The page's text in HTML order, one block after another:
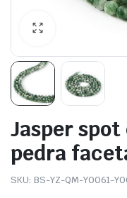
Jasper
pedra
SKU: BS-YZ-QM-Y0061-